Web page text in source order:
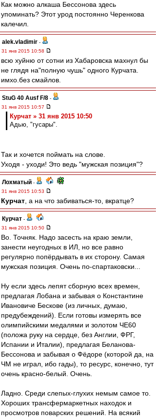
Как можно алкаша Бессонова здесь
упоминать? Этот урод постоянно Черенкова
калечил.
alek.vladimir -
31 янв 2015 10:58
всю хуйню от сотни из Хабаровска махнул бы
не глядя на"полную чушь" одного Курчата.
имхо.без смайлов.
StuG 40 Ausf F/8 -
31 янв 2015 10:57
Курчат » 31 янв 2015 10:50
Адью, "гусары".
Так и хочется поймать на слове.
Уходя - уходи! Это ведь "мужская позиция"?
Лохматый -
31 янв 2015 10:53
Курчат , а на что забиваться-то, вкратце?
Курчат -
31 янв 2015 10:50
Во. Точняк. Надо засесть на краю земли,
занести неугодных в ИЛ, но все равно
регулярно попёрдывать в их сторону. Самая
мужская позиция. Очень по-спартаковски...
Ну если здесь лепят сборную всех времен,
предлагая Лобана и забывая о Константине
Ивановиче Бескове (из личных, думаю,
предубеждений). Если готовы измерять все
олимпийскими медалями и золотом ЧЕ60
(положа руку на сердце, без Англии, ФРГ,
Испании и Италии), предлагая Беланова-
Бессонова и забывая о Фёдоре (которой да, на
ЧМ не играл, ибо гады), то ресурс, конечно, тут
очень красно-белый. Очень.
Ладно. Среди слепых-глухих немым самое то.
Хороших трансфермаркетных находок и
просмотров поварских решений. На всякий